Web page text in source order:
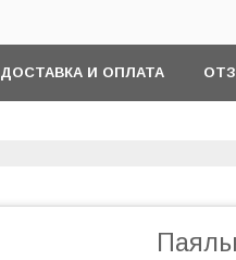
ДОСТАВКА И ОПЛАТА